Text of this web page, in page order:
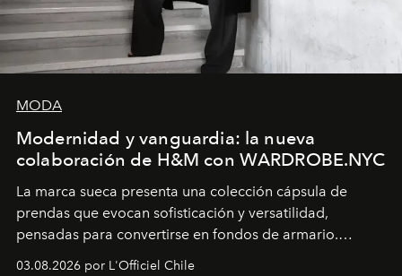
MODA
Modernidad y vanguardia: la nueva
colaboración de H&M con WARDROBE.NYC
La marca sueca presenta una colección cápsula de
prendas que evocan sofisticación y versatilidad,
pensadas para convertirse en fondos de armario.
Disponible en Chile desde el 6 de agosto.
03.08.2026 por L'Officiel Chile